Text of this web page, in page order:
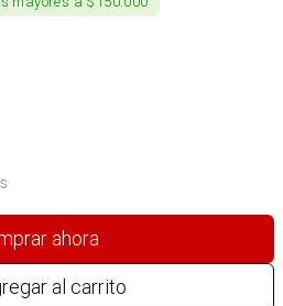
ahora
al carrito